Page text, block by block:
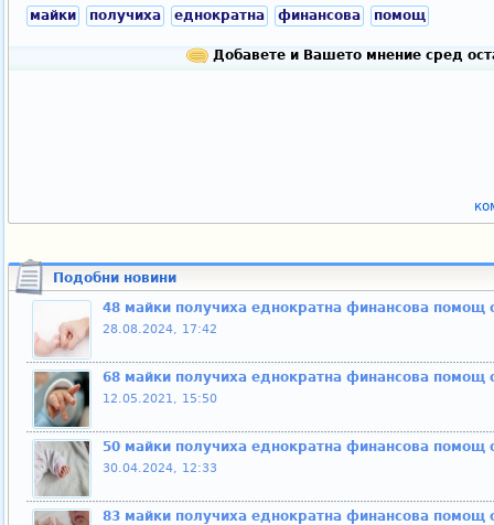
майки получиха еднократна финансова помощ
Добавете и Вашето мнение сред
Подобни новини
48 майки получиха еднократна финансова помощ
28.08.2024, 17:42
68 майки получиха еднократна финансова помощ
12.05.2021, 15:50
50 майки получиха еднократна финансова помощ
30.04.2024, 12:33
83 майки получиха еднократна финансова помощ